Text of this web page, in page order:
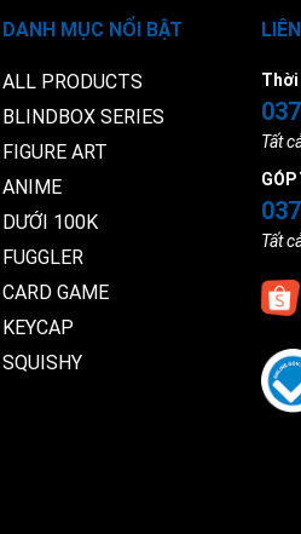
DANH MỤC NỔI BẬT
ALL PRODUCTS
BLINDBOX SERIES
FIGURE ART
ANIME
DƯỚI 100K
FUGGLER
CARD GAME
KEYCAP
SQUISHY
Thời
Tất
Tất